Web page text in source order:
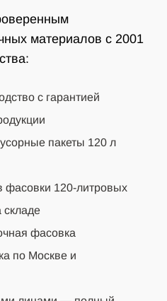
материалов с 2001
с гарантией
пакеты 120 л
фасовки 120-литровых
складе
фасовка
по Москве и